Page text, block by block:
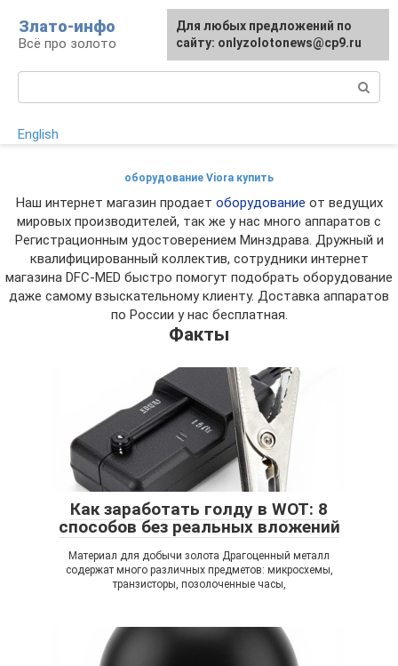
контенту
Злато-инфо
Всё про золото
English
оборудование Viora купить
Наш интернет магазин продает оборудование от ведущих
мировых производителей, так же у нас много аппаратов с
Регистрационным удостоверением Минздрава. Дружный и
квалифицированный коллектив, сотрудники интернет
магазина DFC-MED быстро помогут подобрать оборудование
даже самому взыскательному клиенту. Доставка аппаратов
по России у нас бесплатная.
Факты
Как заработать голду в WOT: 8
способов без реальных вложений
Материал для добычи золота Драгоценный металл
содержат много различных предметов: микросхемы,
транзисторы, позолоченные часы,
Для любых предложений по
сайту: onlyzolotonews@cp9.ru